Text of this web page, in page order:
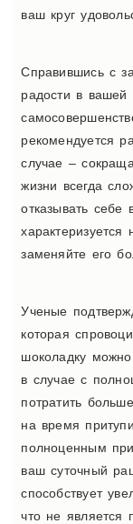
ваш круг
Справившись с
радости в вашей
рекомендуется
случае –
жизни всегда
отказывать себе
заменяйте его
Ученые
которая
шоколадку
в случае с
потратить
на время
полноценным
ваш суточный
способствует
что не является